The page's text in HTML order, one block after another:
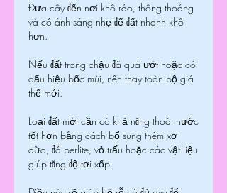
Đưa cây đến nơi khô ráo, thông thoáng
và có ánh sáng nhẹ để đất nhanh khô
hơn.
Nếu đất trong chậu đã quá ướt hoặc có
dấu hiệu bốc mùi, nên thay toàn bộ giá
thể mới.
Loại đất mới cần có khả năng thoát nước
tốt hơn bằng cách bổ sung thêm xơ
dừa, đá perlite, vỏ trấu hoặc các vật liệu
giúp tăng độ tơi xốp.